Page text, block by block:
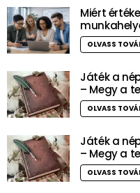
Miért
OLVASS
Játék a
– Megy a
OLVASS
Játék a
– Megy a
OLVASS